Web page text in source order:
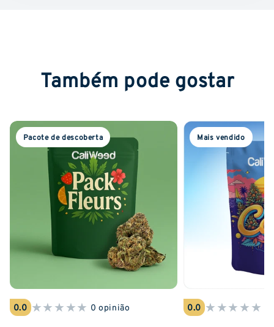
Também pode gostar
Pacote de descoberta
0.0 ★★★★★ 0 opinião
Mais vendido
0.0 ★★★★★